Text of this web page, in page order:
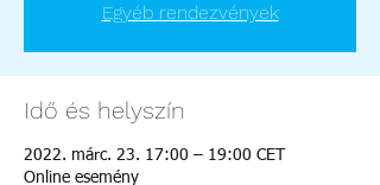
Egyéb rendezvények
Idő és helyszín
2022. márc. 23. 17:00 – 19:00 CET
Online esemény